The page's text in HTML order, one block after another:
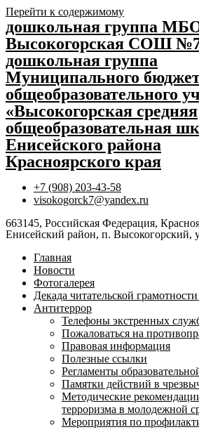
Перейти к содержимому
дошкольная группа
Высокогорская СОШ
дошкольная группа
Муниципального
общеобразовательного
«Высокогорская средняя
общеобразовательная
Енисейского района
Красноярского края
+7 (908) 203-43-58
visokogorck7@yandex.ru
663145, Российская Федерация,
Енисейский район, п. Высокогорский,
Главная
Новости
Фотогалерея
Декада читательской
Антитеррор
Телефоны экстренных
Пожаловаться на
Правовая информация
Полезные ссылки
Регламенты
Памятки действий в
Методические
терроризма в молодежной
Мероприятия по